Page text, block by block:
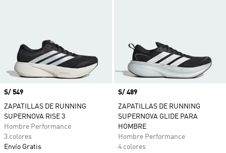
Precio
S/ 549
ZAPATILLAS DE RUNNING
SUPERNOVA RISE 3
Hombre Performance
3 colores
Envío Gratis
Precio
S/ 489
ZAPATILLAS DE RUNNING
SUPERNOVA GLIDE PARA
HOMBRE
Hombre Performance
4 colores